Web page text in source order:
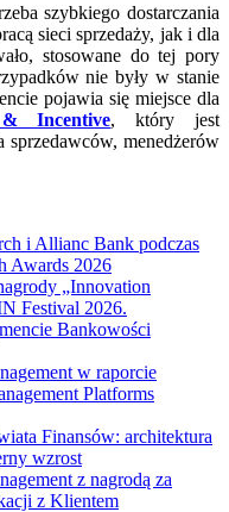
szybkiego dostarczania
sieci sprzedaży, jak i dla
stosowane do tej pory
nie były w stanie
pojawia się miejsce dla
Incentive, który jest
menedżerów
i Allianc Bank podczas
Awards 2026
„Innovation
Festival 2026.
Bankowości
w raporcie
Platforms
Finansów: architektura
wzrost
z nagrodą za
z Klientem